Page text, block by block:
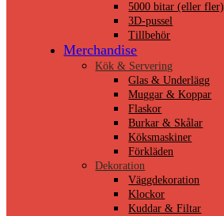
5000 bitar (eller fler)
3D-pussel
Tillbehör
Merchandise
Kök & Servering
Glas & Underlägg
Muggar & Koppar
Flaskor
Burkar & Skålar
Köksmaskiner
Förkläden
Dekoration
Väggdekoration
Klockor
Kuddar & Filtar